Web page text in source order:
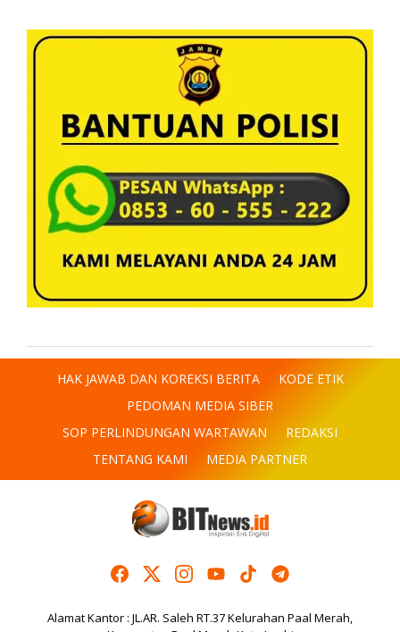
HAK JAWAB DAN KOREKSI BERITA
KODE ETIK
PEDOMAN MEDIA SIBER
SOP PERLINDUNGAN WARTAWAN
REDAKSI
TENTANG KAMI
MEDIA PARTNER
Alamat Kantor : JL.AR. Saleh RT.37 Kelurahan Paal Merah,